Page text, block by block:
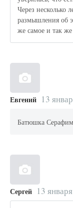
Через несколько
размышления об
же самое и так
Евгений 13
Батюшка
Сергей 13